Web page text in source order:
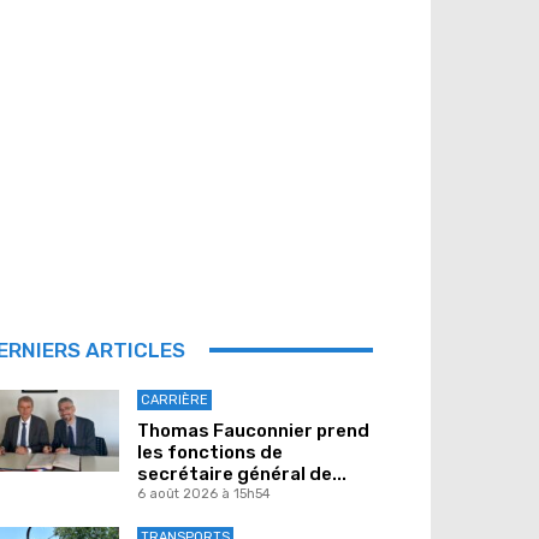
ARTICLES
CARRIÈRE
Thomas Fauconnier prend
les fonctions de
secrétaire général de...
6 août 2026 à 15h54